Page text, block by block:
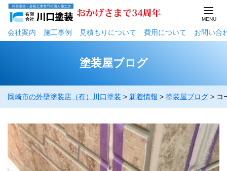
会社案内 施工事例 ⾒積もりについて 費用について お問い合
塗装屋ブログ
岡崎市の外壁塗装店（有）川口塗装 > 新着情報 > 塗装屋ブログ > コ